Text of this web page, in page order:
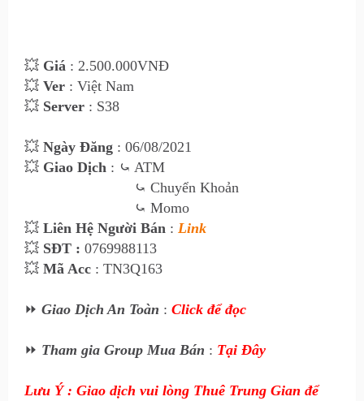
💥 Giá : 2.500.000VNĐ
💥 Ver : Việt Nam
💥 Server : S38
💥 Ngày Đăng : 06/08/2021
💥 Giao Dịch : ⤿ ATM
⤿ Chuyển Khoản
⤿ Momo
💥 Liên Hệ Người Bán : Link
💥 SĐT : 0769988113
💥 Mã Acc : TN3Q163
⏩ Giao Dịch An Toàn : Click để đọc
⏩ Tham gia Group Mua Bán : Tại Đây
Lưu Ý : Giao dịch vui lòng Thuê Trung Gian để